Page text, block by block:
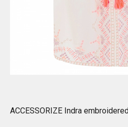
ACCESSORIZE Indra